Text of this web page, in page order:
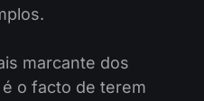
marcante dos
o facto de terem